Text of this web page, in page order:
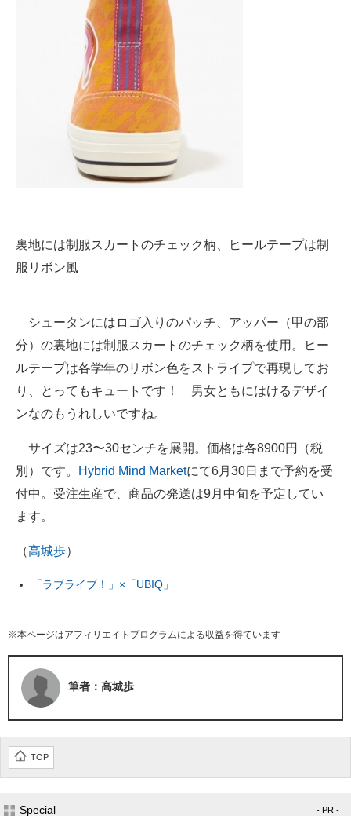
裏地には制服スカートのチェック柄、ヒールテープは制
服リボン風
シュータンにはロゴ入りのパッチ、アッパー（甲の部
分）の裏地には制服スカートのチェック柄を使用。ヒー
ルテープは各学年のリボン色をストライプで再現してお
り、とってもキュートです！ 男女ともにはけるデザイ
ンなのもうれしいですね。
サイズは23〜30センチを展開。価格は各8900円（税
別）です。
Hybrid Mind Marketにて6月30日まで予約を受
付中。受注生産で、商品の発送は9月中旬を予定してい
ます。
（高城歩）
「ラブライブ！」×「UBIQ」
※本ページはアフィリエイトプログラムによる収益を得ています
筆者：高城歩
TOP
Special - PR -